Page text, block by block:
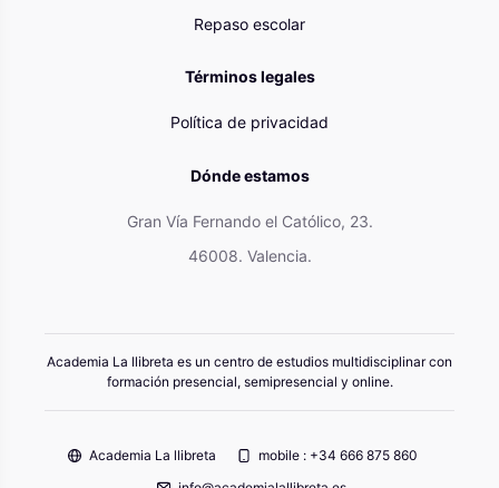
Repaso escolar
Términos legales
Política de privacidad
Dónde estamos
Gran Vía Fernando el Católico, 23.
46008. Valencia.
Academia La llibreta es un centro de estudios multidisciplinar con
formación presencial, semipresencial y online.
Academia La llibreta
mobile : +34 666 875 860